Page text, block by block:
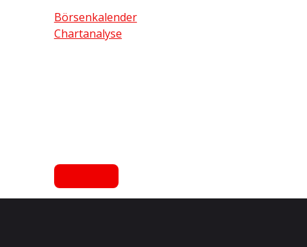
Börsenkalender
Chartanalyse